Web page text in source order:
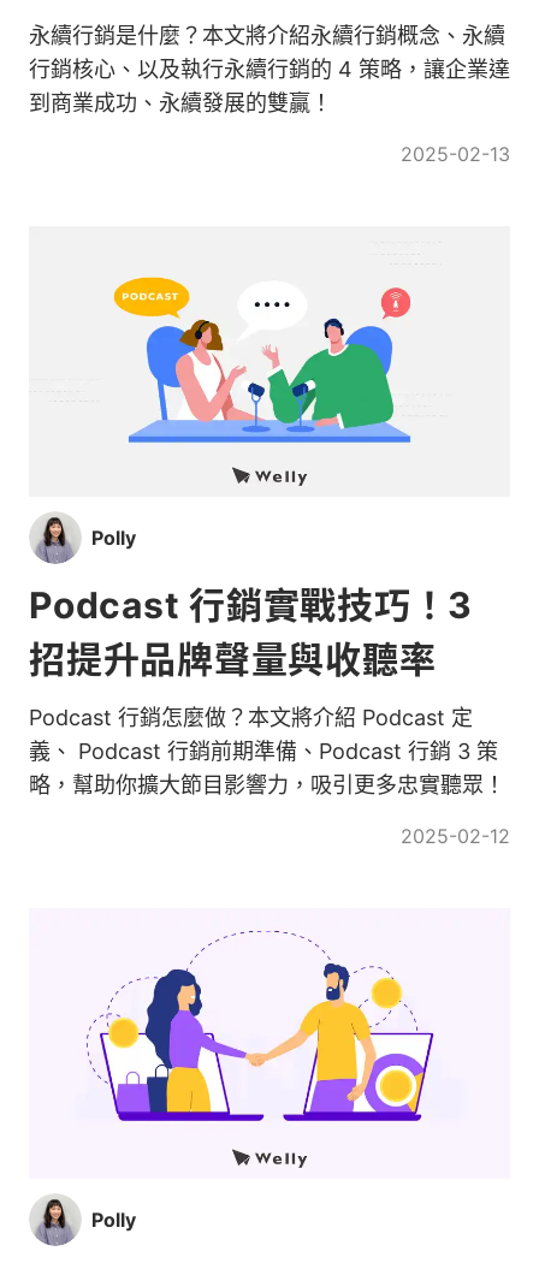
永續行銷是什麼？本文將介紹永續行銷概念、永續
行銷核心、以及執行永續行銷的 4 策略，讓企業達
到商業成功、永續發展的雙贏！
2025-02-13
Polly
Podcast 行銷實戰技巧！3
招提升品牌聲量與收聽率
Podcast 行銷怎麼做？本文將介紹 Podcast 定
義、 Podcast 行銷前期準備、Podcast 行銷 3 策
略，幫助你擴大節目影響力，吸引更多忠實聽眾！
2025-02-12
Polly